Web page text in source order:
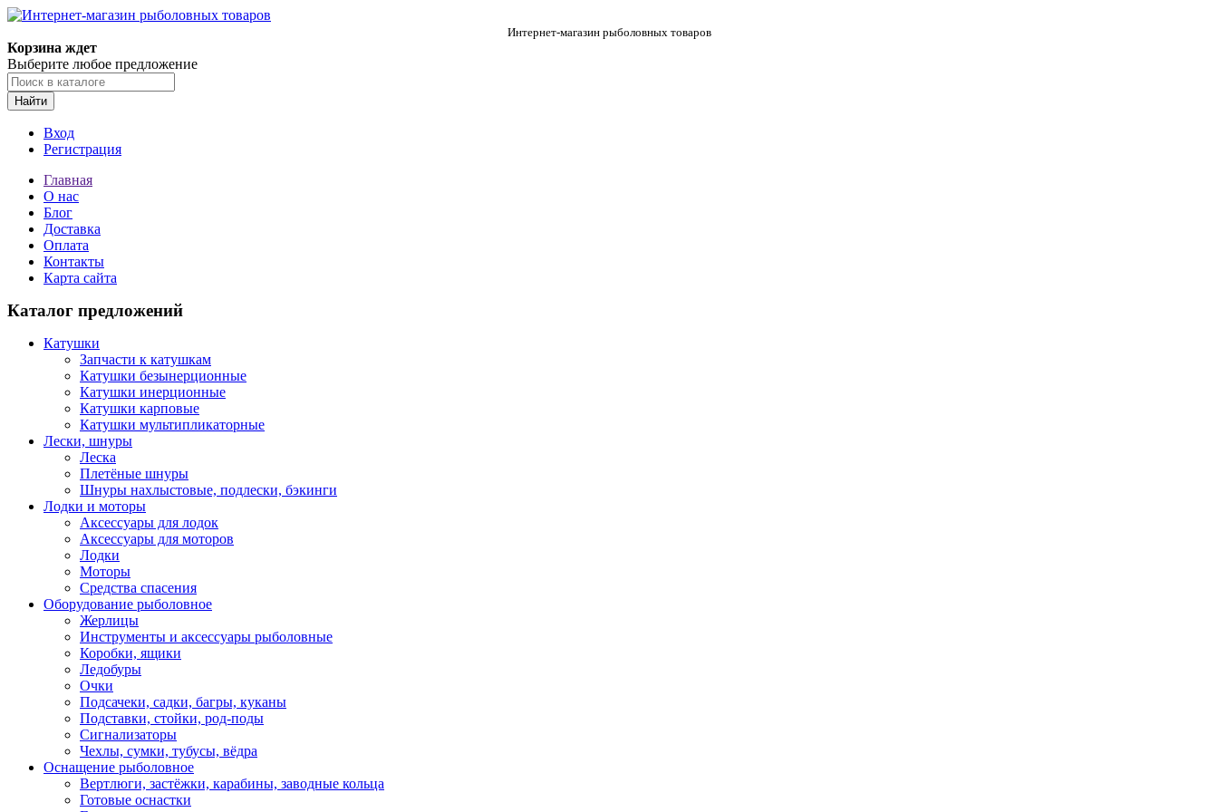
Интернет-магазин рыболовных товаров
Корзина ждет
Выберите любое предложение
Найти
Вход
Регистрация
Главная
О нас
Блог
Доставка
Оплата
Контакты
Карта сайта
Каталог предложений
Катушки
Запчасти к катушкам
Катушки безынерционные
Катушки инерционные
Катушки карповые
Катушки мультипликаторные
Лески, шнуры
Леска
Плетёные шнуры
Шнуры нахлыстовые, подлески, бэкинги
Лодки и моторы
Аксессуары для лодок
Аксессуары для моторов
Лодки
Моторы
Средства спасения
Оборудование рыболовное
Жерлицы
Инструменты и аксессуары рыболовные
Коробки, ящики
Ледобуры
Очки
Подсачеки, садки, багры, куканы
Подставки, стойки, род-поды
Сигнализаторы
Чехлы, сумки, тубусы, вёдра
Оснащение рыболовное
Вертлюги, застёжки, карабины, заводные кольца
Готовые оснастки